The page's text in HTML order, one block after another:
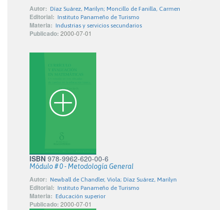
Autor: Díaz Suárez, Marilyn; Moncillo de Fanilla, Carmen
Editorial: Instituto Panameño de Turismo
Materia: Industrias y servicios secundarios
Publicado: 2000-07-01
ISBN 978-9962-620-00-6
Módulo # 0 - Metodología General
Autor: Newball de Chandler, Viola; Díaz Suárez, Marilyn
Editorial: Instituto Panameño de Turismo
Materia: Educación superior
Publicado: 2000-07-01